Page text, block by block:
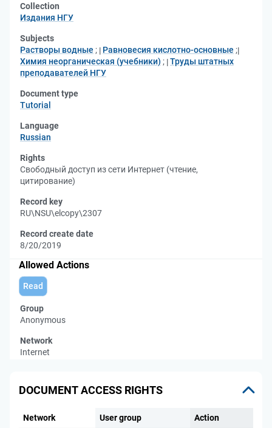
Collection
Издания НГУ
Subjects
Растворы водные ; Равновесия кислотно-основные ;
Химия неорганическая (учебники) ; Труды штатных
преподавателей НГУ
Document type
Tutorial
Language
Russian
Rights
Свободный доступ из сети Интернет (чтение,
цитирование)
Record key
RU\NSU\elcopy\2307
Record create date
8/20/2019
Allowed Actions
Read
Group
Anonymous
Network
Internet
DOCUMENT ACCESS RIGHTS
Network User group Action